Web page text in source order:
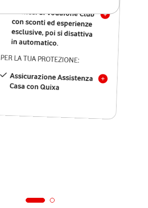
12 mesi di Vodafone Club
con sconti ed esperienze
esclusive, poi si disattiva
in automatico.
PER LA TUA PROTEZIONE:
Assicurazione Assistenza
Casa con Quixa